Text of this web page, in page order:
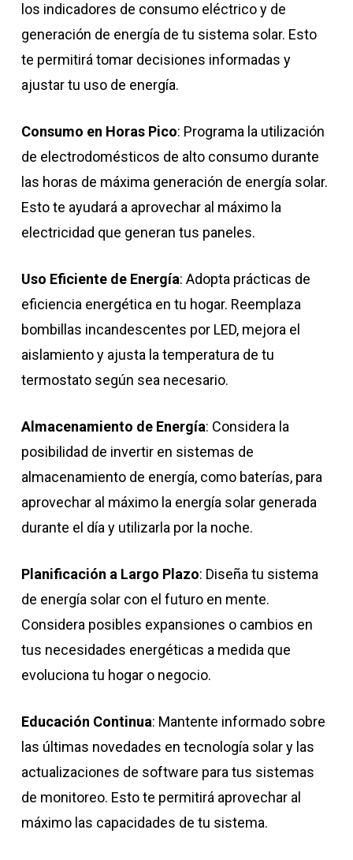
los indicadores de consumo eléctrico y de
generación de energía de tu sistema solar. Esto
te permitirá tomar decisiones informadas y
ajustar tu uso de energía.
Consumo en Horas Pico: Programa la utilización
de electrodomésticos de alto consumo durante
las horas de máxima generación de energía solar.
Esto te ayudará a aprovechar al máximo la
electricidad que generan tus paneles.
Uso Eficiente de Energía: Adopta prácticas de
eficiencia energética en tu hogar. Reemplaza
bombillas incandescentes por LED, mejora el
aislamiento y ajusta la temperatura de tu
termostato según sea necesario.
Almacenamiento de Energía: Considera la
posibilidad de invertir en sistemas de
almacenamiento de energía, como baterías, para
aprovechar al máximo la energía solar generada
durante el día y utilizarla por la noche.
Planificación a Largo Plazo: Diseña tu sistema
de energía solar con el futuro en mente.
Considera posibles expansiones o cambios en
tus necesidades energéticas a medida que
evoluciona tu hogar o negocio.
Educación Continua: Mantente informado sobre
las últimas novedades en tecnología solar y las
actualizaciones de software para tus sistemas
de monitoreo. Esto te permitirá aprovechar al
máximo las capacidades de tu sistema.